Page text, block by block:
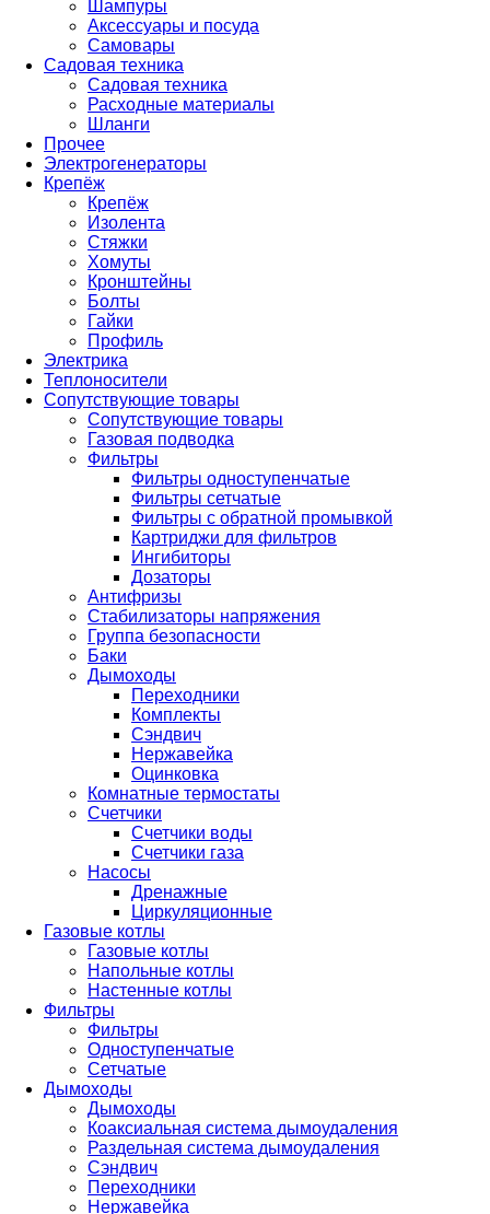
Шампуры
Аксессуары и посуда
Самовары
Садовая техника
Садовая техника
Расходные материалы
Шланги
Прочее
Электрогенераторы
Крепёж
Крепёж
Изолента
Стяжки
Хомуты
Кронштейны
Болты
Гайки
Профиль
Электрика
Теплоносители
Сопутствующие товары
Сопутствующие товары
Газовая подводка
Фильтры
Фильтры одноступенчатые
Фильтры сетчатые
Фильтры с обратной промывкой
Картриджи для фильтров
Ингибиторы
Дозаторы
Антифризы
Стабилизаторы напряжения
Группа безопасности
Баки
Дымоходы
Переходники
Комплекты
Сэндвич
Нержавейка
Оцинковка
Комнатные термостаты
Счетчики
Счетчики воды
Счетчики газа
Насосы
Дренажные
Циркуляционные
Газовые котлы
Газовые котлы
Напольные котлы
Настенные котлы
Фильтры
Фильтры
Одноступенчатые
Сетчатые
Дымоходы
Дымоходы
Коаксиальная система дымоудаления
Раздельная система дымоудаления
Сэндвич
Переходники
Нержавейка